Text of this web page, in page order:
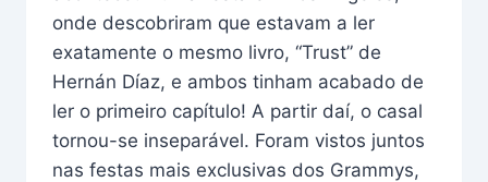
onde descobriram que estavam a ler
exatamente o mesmo livro, “Trust” de
Hernán Díaz, e ambos tinham acabado de
ler o primeiro capítulo! A partir daí, o casal
tornou-se inseparável. Foram vistos juntos
nas festas mais exclusivas dos Grammys,